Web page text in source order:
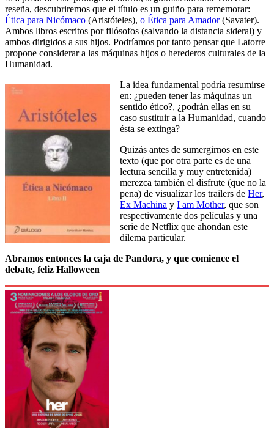
reseña, descubriremos que el título es un guiño para rememorar:
Ética para Nicómaco (Aristóteles), o Ética para Amador(Savater).
Ambos libros escritos por filósofos (salvando la distancia sideral) y
ambos dirigidos a sus hijos. Podríamos por tanto pensar que Latorre
propone considerar a las máquinas hijos o herederos culturales de la
Humanidad.
La idea fundamental podría resumirse
en: ¿pueden tener las máquinas un
sentido ético?, ¿podrán ellas en su
caso sustituir a la Humanidad, cuando
ésta se extinga?
Quizás antes de sumergirnos en este
texto (que por otra parte es de una
lectura sencilla y muy entretenida)
merezca también el disfrute (que no la
pena) de visualizar los trailers de Her,
Ex Machina y I am Mother, que son
respectivamente dos películas y una
serie de Netflix que ahondan este
dilema particular.
Abramos entonces la caja de Pandora, y que comience el
debate, feliz Halloween